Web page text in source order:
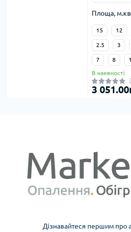
Площа, м.кв
15 12
2.5 3
7 8
В наявності
3
Дізнавайтеся першим про